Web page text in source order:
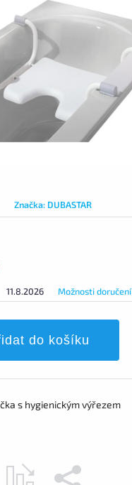
Značka: DUBASTAR
11.8.2026 Možnosti doručení
do košíku
s hygienickým výřezem